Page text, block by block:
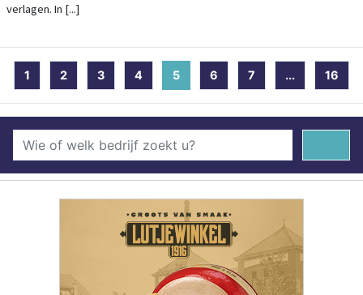
verlagen. In [...]
1 2 3 4 5 (current)
6 7 ... 16